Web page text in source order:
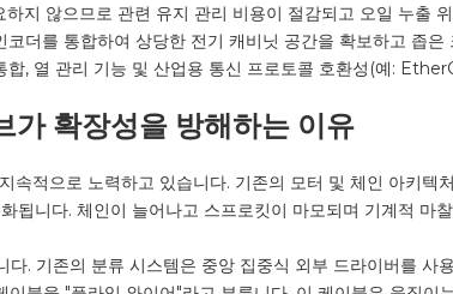
지 않으므로 관련 유지 관리 비용이 절감되고 오일 누출
더를 통합하여 상당한 전기 캐비닛 공간을 확보하고 좁은
합, 열 관리 기능 및 산업용 통신 프로토콜 호환성(예:
가 확장성을 방해하는 이유
속적으로 노력하고 있습니다. 기존의 모터 및 체인 아키
됩니다. 체인이 늘어나고 스프로킷이 마모되며 기계적 마
. 기존의 분류 시스템은 중앙 집중식 외부 드라이버를